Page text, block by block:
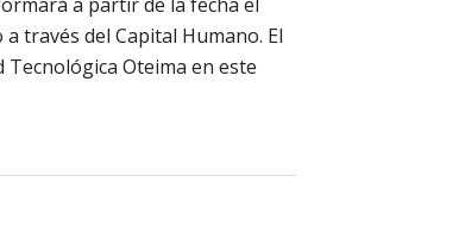
través del Capital Humano. El
Oteima en este